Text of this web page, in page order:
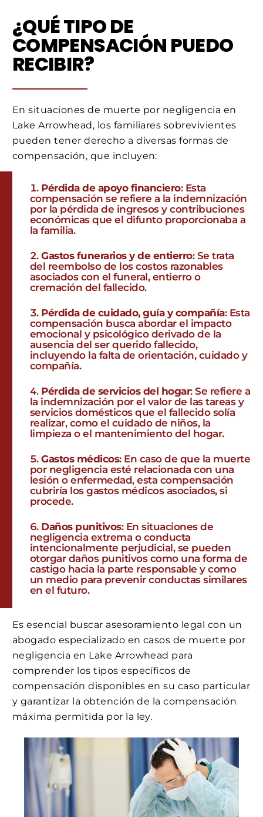
¿QUÉ TIPO DE
COMPENSACIÓN PUEDO
RECIBIR?
En situaciones de muerte por negligencia en
Lake Arrowhead, los familiares sobrevivientes
pueden tener derecho a diversas formas de
compensación, que incluyen:
Pérdida de apoyo financiero: Esta
compensación se refiere a la indemnización
por la pérdida de ingresos y contribuciones
económicas que el difunto proporcionaba a
la familia.
Gastos funerarios y de entierro: Se trata
del reembolso de los costos razonables
asociados con el funeral, entierro o
cremación del fallecido.
Pérdida de cuidado, guía y compañía: Esta
compensación busca abordar el impacto
emocional y psicológico derivado de la
ausencia del ser querido fallecido,
incluyendo la falta de orientación, cuidado y
compañía.
Pérdida de servicios del hogar: Se refiere a
la indemnización por el valor de las tareas y
servicios domésticos que el fallecido solía
realizar, como el cuidado de niños, la
limpieza o el mantenimiento del hogar.
Gastos médicos: En caso de que la muerte
por negligencia esté relacionada con una
lesión o enfermedad, esta compensación
cubriría los gastos médicos asociados, si
procede.
Daños punitivos: En situaciones de
negligencia extrema o conducta
intencionalmente perjudicial, se pueden
otorgar daños punitivos como una forma de
castigo hacia la parte responsable y como
un medio para prevenir conductas similares
en el futuro.
Es esencial buscar asesoramiento legal con un
abogado especializado en casos de muerte por
negligencia en Lake Arrowhead para
comprender los tipos específicos de
compensación disponibles en su caso particular
y garantizar la obtención de la compensación
máxima permitida por la ley.